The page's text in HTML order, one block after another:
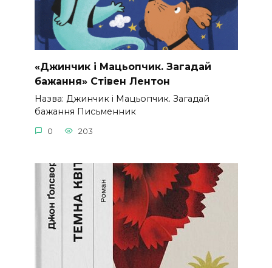
«Джинчик і Мацьопчик. Загадай
бажання» Стівен Лентон
Назва: Джинчик і Мацьопчик. Загадай
бажання Письменник
0 203